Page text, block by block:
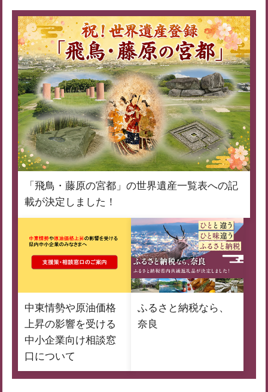
「飛鳥・藤原の宮都」の世界遺産一覧表への記
載が決定しました！
中東情勢や原油価格
上昇の影響を受ける
中小企業向け相談窓
口について
ふるさと納税なら、
奈良